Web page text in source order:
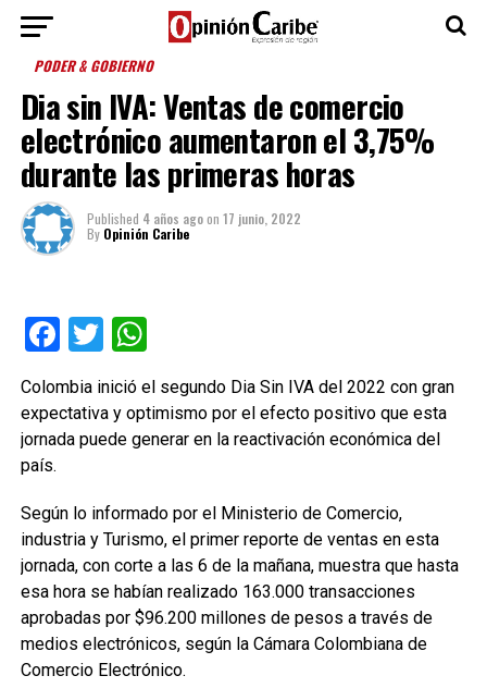
PODER & GOBIERNO
Dia sin IVA: Ventas de comercio
electrónico aumentaron el 3,75%
durante las primeras horas
Published 4 años agoon 17 junio, 2022
By Opinión Caribe
Facebook
TwitterWhatsApp
Colombia inició el segundo Dia Sin IVA del 2022 con gran
expectativa y optimismo por el efecto positivo que esta
jornada puede generar en la reactivación económica del
país.
Según lo informado por el Ministerio de Comercio,
industria y Turismo, el primer reporte de ventas en esta
jornada, con corte a las 6 de la mañana, muestra que hasta
esa hora se habían realizado 163.000 transacciones
aprobadas por $96.200 millones de pesos a través de
medios electrónicos, según la Cámara Colombiana de
Comercio Electrónico.